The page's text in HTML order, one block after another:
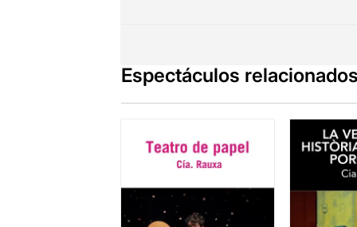
Espectáculos